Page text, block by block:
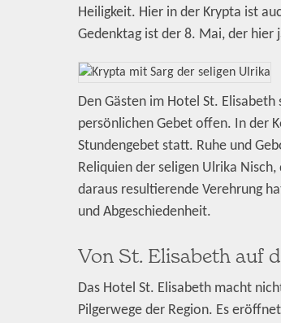
Heiligkeit. Hier in der Krypta ist
Gedenktag ist der 8. Mai, der hier
Den Gästen im Hotel St.
persönlichen Gebet offen. In der
Stundengebet statt. Ruhe und
Reliquien der seligen Ulrika
daraus resultierende Verehrung
und Abgeschiedenheit.
Von St. Elisabeth auf
Das Hotel St. Elisabeth macht
Pilgerwege der Region. Es